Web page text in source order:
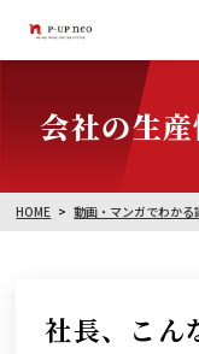
会社の生
HOME 動画・マンガでわかる
社長、こん